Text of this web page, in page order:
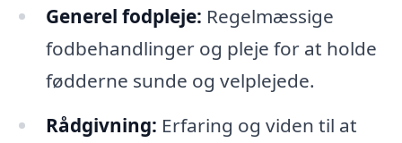
Generel fodpleje: Regelmæssige
fodbehandlinger og pleje for at holde
fødderne sunde og velplejede.
Rådgivning: Erfaring og viden til at